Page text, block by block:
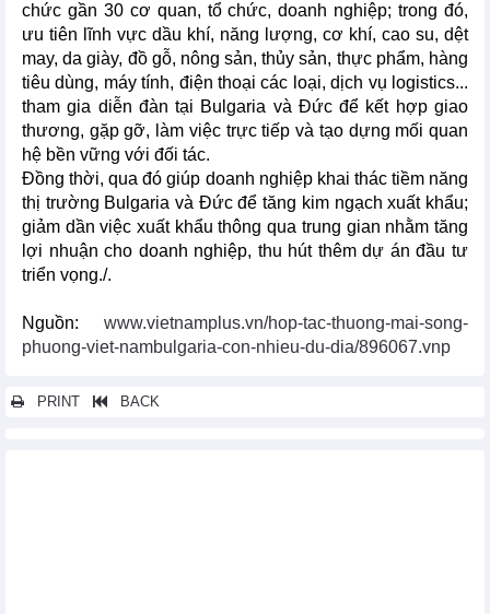
chức gần 30 cơ quan, tổ chức, doanh nghiệp; trong đó,
ưu tiên lĩnh vực dầu khí, năng lượng, cơ khí, cao su, dệt
may, da giày, đồ gỗ, nông sản, thủy sản, thực phẩm, hàng
tiêu dùng, máy tính, điện thoại các loại, dịch vụ logistics...
tham gia diễn đàn tại Bulgaria và Đức để kết hợp giao
thương, gặp gỡ, làm việc trực tiếp và tạo dựng mối quan
hệ bền vững với đối tác.
Đồng thời, qua đó giúp doanh nghiệp khai thác tiềm năng
thị trường Bulgaria và Đức để tăng kim ngạch xuất khẩu;
giảm dần việc xuất khẩu thông qua trung gian nhằm tăng
lợi nhuận cho doanh nghiệp, thu hút thêm dự án đầu tư
triển vọng./.
Nguồn: www.vietnamplus.vn/hop-tac-thuong-mai-song-
phuong-viet-nambulgaria-con-nhieu-du-dia/896067.vnp
PRINT BACK